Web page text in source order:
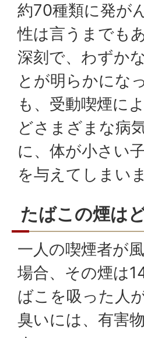
約70種類に発が
性は言うまでも
深刻で、わずか
とが明らかにな
も、受動喫煙に
どさまざまな病
に、体が小さい
を与えてしまいま
たばこの煙は
一人の喫煙者が
場合、その煙は
ばこを吸った人
臭いには、有害